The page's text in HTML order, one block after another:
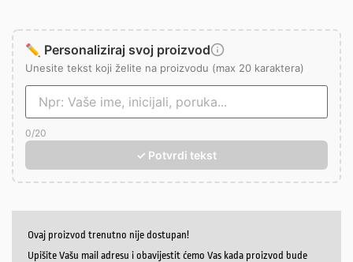
✏️ Personaliziraj svoj proizvod
Unesite tekst koji želite na proizvodu (max 20 karaktera)
0/20
✓ Potvrdi tekst
Ovaj proizvod trenutno nije dostupan!
Upišite Vašu mail adresu i obavijestit ćemo Vas kada proizvod bude